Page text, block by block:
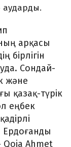
арқасы
бірлігін
Сондай-
және
қазақ-түрік
еңбек
Qoja Ahmet